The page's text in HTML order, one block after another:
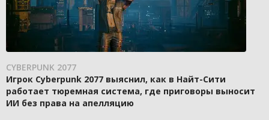
CYBERPUNK 2077
Игрок Cyberpunk 2077 выяснил, как в Найт-Сити
работает тюремная система, где приговоры выносит
ИИ без права на апелляцию